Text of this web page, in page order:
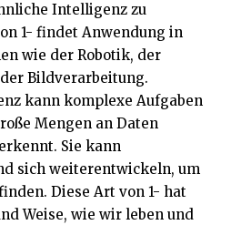
Intelligenz zu
1- findet Anwendung in
wie der Robotik, der
Bildverarbeitung.
kann komplexe Aufgaben
Mengen an Daten
Sie kann
sich weiterentwickeln, um
Diese Art von 1- hat
Weise, wie wir leben und